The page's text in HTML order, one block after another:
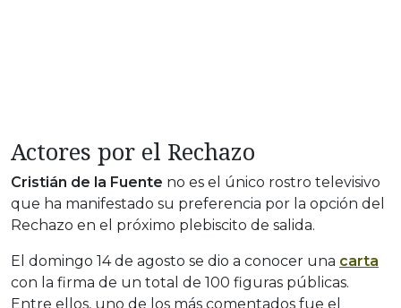
Actores por el Rechazo
Cristián de la Fuente no es el único rostro televisivo
que ha manifestado su preferencia por la opción del
Rechazo en el próximo plebiscito de salida.
El domingo 14 de agosto se dio a conocer una carta
con la firma de un total de 100 figuras públicas.
Entre ellos, uno de los más comentados fue el